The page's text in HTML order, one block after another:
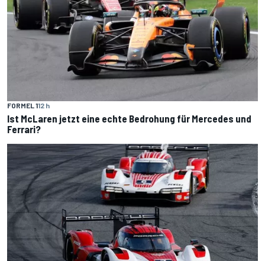
FORMEL 112 h
Ist McLaren jetzt eine echte Bedrohung für Mercedes und
Ferrari?